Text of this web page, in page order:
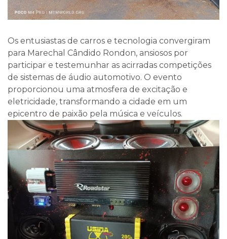
Os entusiastas de carros e tecnologia convergiram
para Marechal Cândido Rondon, ansiosos por
participar e testemunhar as acirradas competições
de sistemas de áudio automotivo. O evento
proporcionou uma atmosfera de excitação e
eletricidade, transformando a cidade em um
epicentro de paixão pela música e veículos.